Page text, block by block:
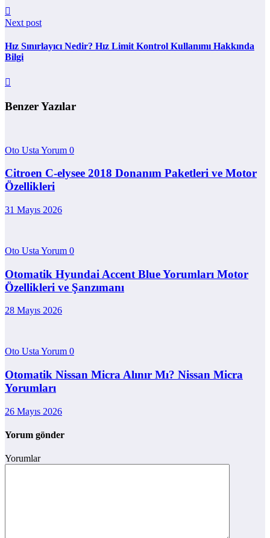
Next post
Hız Sınırlayıcı Nedir? Hız Limit Kontrol Kullanımı Hakkında
Bilgi
Benzer Yazılar
Oto Usta Yorum 0
Citroen C-elysee 2018 Donanım Paketleri ve Motor
Özellikleri
31 Mayıs 2026
Oto Usta Yorum 0
Otomatik Hyundai Accent Blue Yorumları Motor
Özellikleri ve Şanzımanı
28 Mayıs 2026
Oto Usta Yorum 0
Otomatik Nissan Micra Alınır Mı? Nissan Micra
Yorumları
26 Mayıs 2026
Yorum gönder
Yorumlar